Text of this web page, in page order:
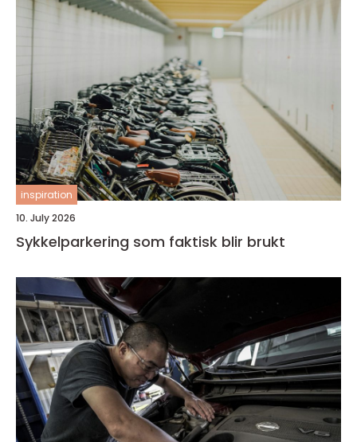
inspiration
10. July 2026
Sykkelparkering som faktisk blir brukt